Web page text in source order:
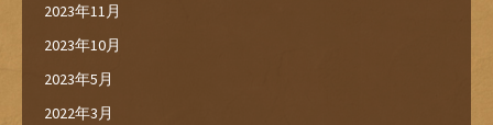
2023年11月
2023年10月
2023年5月
2022年3月